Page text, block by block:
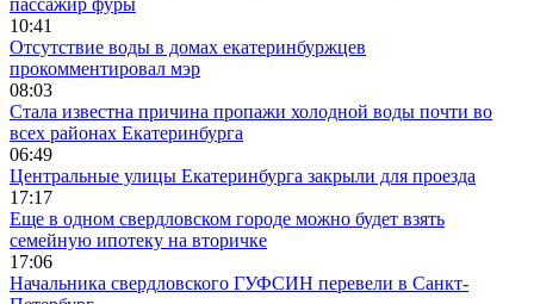
пассажир фуры
10:41
Отсутствие воды в домах екатеринбуржцев
прокомментировал мэр
08:03
Стала известна причина пропажи холодной воды почти во
всех районах Екатеринбурга
06:49
Центральные улицы Екатеринбурга закрыли для проезда
17:17
Еще в одном свердловском городе можно будет взять
семейную ипотеку на вторичке
17:06
Начальника свердловского ГУФСИН перевели в Санкт-